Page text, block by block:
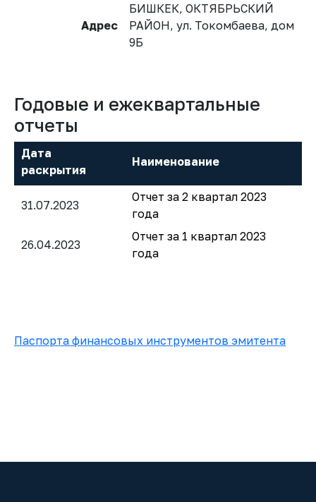
Адрес
БИШКЕК, ОКТЯБРЬСКИЙ
РАЙОН, ул. Токомбаева, дом
9Б
Годовые и ежеквартальные
отчеты
Дата
раскрытия
Наименование
31.07.2023
Отчет за 2 квартал 2023
года
26.04.2023
Отчет за 1 квартал 2023
года
Паспорта финансовых инструментов эмитента